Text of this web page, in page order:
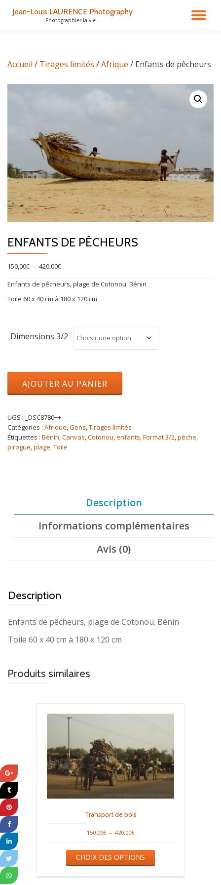
Jean-Louis LAURENCE Photography
Photographier la vie...
Accueil / Tirages limités /Afrique / Enfants de pêcheurs
ENFANTS DE PÊCHEURS
150,00€ – 420,00€Plage
prix :
150,00€
Enfants de pêcheurs, plage de Cotonou. Bénin
Toile 60 x 40 cm à 180 x 120 cm
Dimensions 3/2
Enfants
pêcheurs
AJOUTER AU PANIER
UGS : _DSC8780++
Catégories : Afrique,Gens,Tirages limités
Étiquettes : Bénin,Canvas,Cotonou,enfants,Format 3/2,pêche,
pirogue,plage,Toile
Description
Informations complémentaires
Avis (0)
Description
Enfants de pêcheurs, plage de Cotonou. Bénin
Toile 60 x 40 cm à 180 x 120 cm
Produits similaires
Transport de bois
150,00€ – 420,00€Plage
prix :
150,00€
CHOIX DES OPTIONS